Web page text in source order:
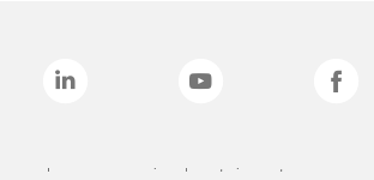
Las marcas mencionadas anteriormente son marcas